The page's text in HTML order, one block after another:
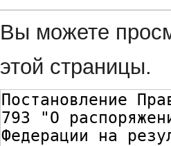
Вы можете
этой страницы.